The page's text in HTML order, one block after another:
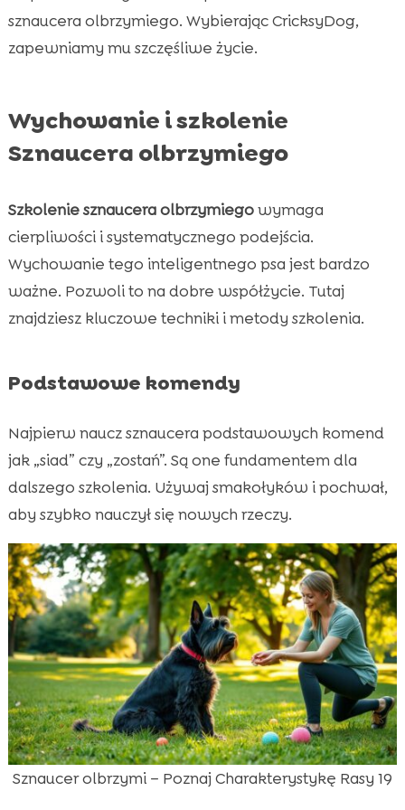
sznaucera olbrzymiego. Wybierając CricksyDog,
zapewniamy mu szczęśliwe życie.
Wychowanie i szkolenie
Sznaucera olbrzymiego
Szkolenie sznaucera olbrzymiegowymaga
cierpliwości i systematycznego podejścia.
Wychowanie tego inteligentnego psa jest bardzo
ważne. Pozwoli to na dobre współżycie. Tutaj
znajdziesz kluczowe techniki i metody szkolenia.
Podstawowe komendy
Najpierw naucz sznaucera podstawowych komend
jak „siad” czy „zostań”. Są one fundamentem dla
dalszego szkolenia. Używaj smakołyków i pochwał,
aby szybko nauczył się nowych rzeczy.
Sznaucer olbrzymi – Poznaj Charakterystykę Rasy 19